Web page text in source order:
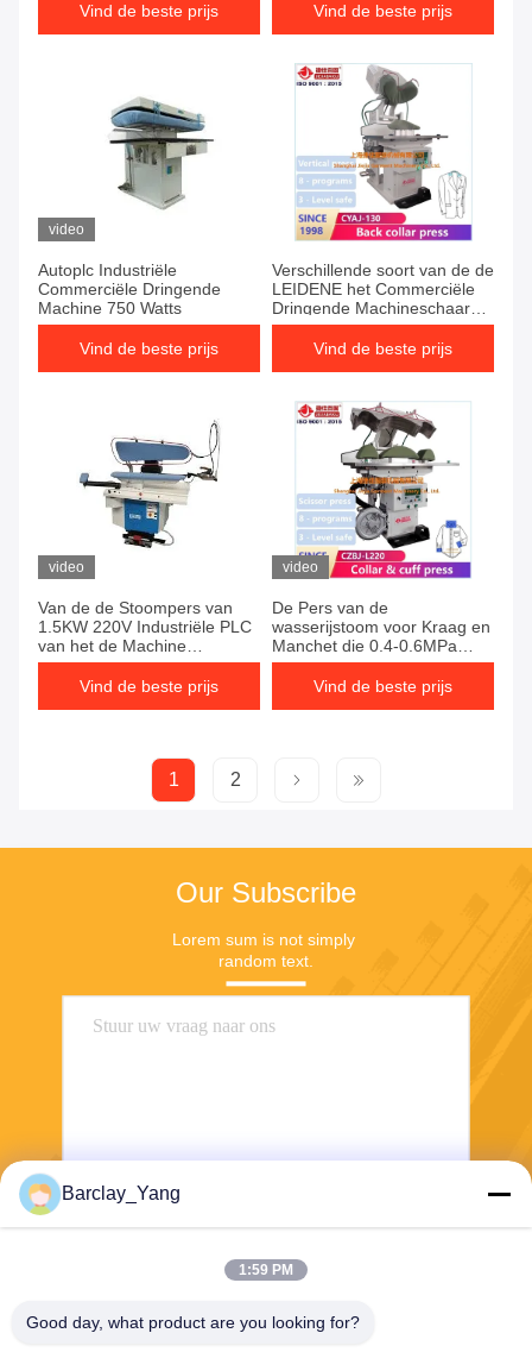
Vind de beste prijs Vind de beste prijs
video
Autoplc Industriële
Commerciële Dringende
Machine 750 Watts
Vind de beste prijs
Verschillende soort van de de
LEIDENE het Commerciële
Dringende Machineschaar
van PLD ISO9001 dicht de
persmachine van het
Vind de beste prijs
video
Van de de Stoompers van
1.5KW 220V Industriële PLC
van het de Machine
Automatische Touche screen
Vind de beste prijs
video
De Pers van de
wasserijstoom voor Kraag en
Manchet die 0.4-0.6MPa
strijken 380 Voltitalië
Gemaakte Klep Verschillend
Vind de beste prijs
1 2
Our Subscribe
Lorem sum is not simply
random text.
Stuur
Barclay_Yang
1:59 PM
Good day, what product are you looking for?